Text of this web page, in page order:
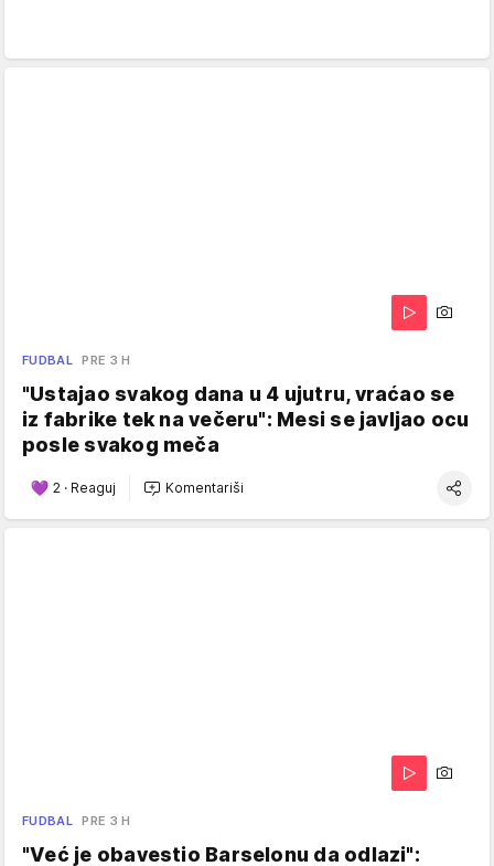
FUDBAL PRE 3 H
"Ustajao svakog dana u 4 ujutru, vraćao se
iz fabrike tek na večeru": Mesi se javljao ocu
posle svakog meča
2 · Reaguj Komentariši
FUDBAL PRE 3 H
"Već je obavestio Barselonu da odlazi":